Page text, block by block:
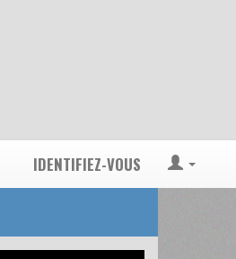
IDENTIFIEZ-VOUS